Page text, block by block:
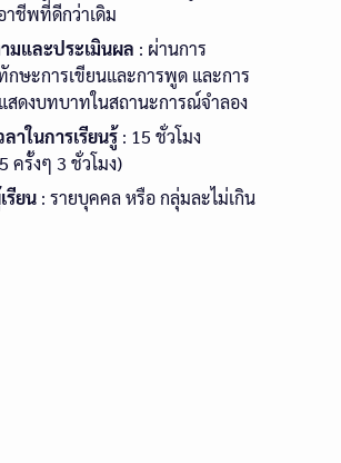
าชีพที่ดีกว่าเดิม
มและประเมินผล : ผ่านการ
กษะการเขียนและการพูด และการ
สดงบทบาทในสถานะการณ์จำลอง
าในการเรียนรู้ : 15 ชั่วโมง
ครั้งๆ 3 ชั่วโมง)
รียน : รายบุคคล หรือ กลุ่มละไม่เกิน